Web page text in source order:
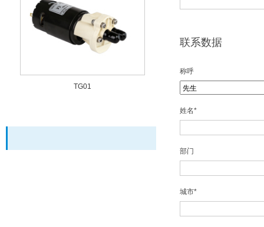
TA70E超级充电桩液冷泵
联系数据
称呼
姓名*
部门
城市*